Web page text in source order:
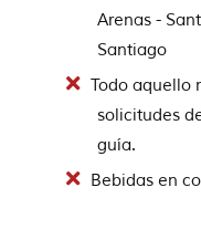
Arenas -
Santiago
Todo aquello
solicitudes
guía.
Bebidas en